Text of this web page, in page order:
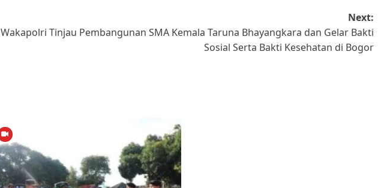
Next:
Wakapolri Tinjau Pembangunan SMA Kemala Taruna Bhayangkara dan Gelar Bakti
Sosial Serta Bakti Kesehatan di Bogor